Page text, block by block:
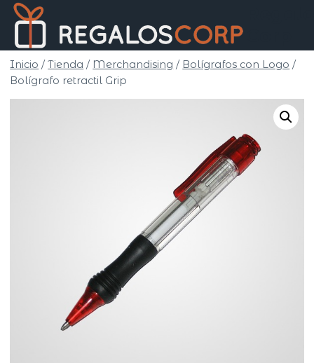
Saltar
contenido
Inicio / Tienda / Merchandising / Bolígrafos con Logo /
Bolígrafo retractil Grip